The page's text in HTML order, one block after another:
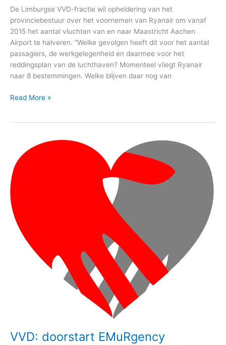
De Limburgse VVD-fractie wil opheldering van het
provinciebestuur over het voornemen van Ryanair om vanaf
2015 het aantal vluchten van en naar Maastricht Aachen
Airport te halveren. “Welke gevolgen heeft dit voor het aantal
passagiers, de werkgelegenheid en daarmee voor het
reddingsplan van de luchthaven? Momenteel vliegt Ryanair
naar 8 bestemmingen. Welke blijven daar nog van
vluchten
Ryanair
bij
MAA
Read More »
VVD: doorstart EMuRgency
doorstart
EMuRgency